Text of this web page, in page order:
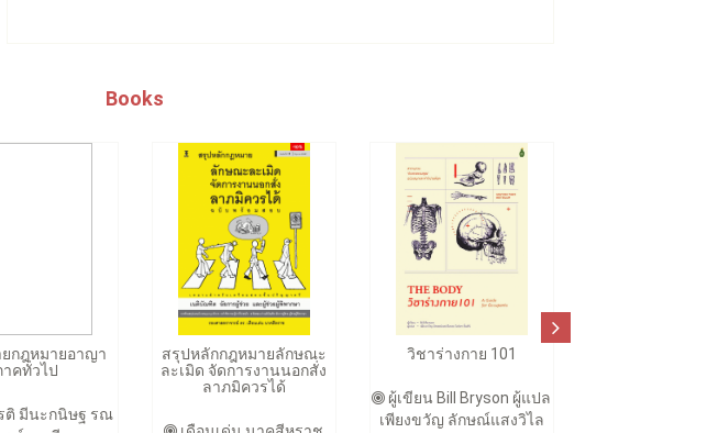
Books
กฎหมายอาญา
าคทั่วไป
ติ มีนะกนิษฐ รณ
สรุปหลักกฎหมายลักษณะ
ละเมิด จัดการงานนอกสั่ง
ลาภมิควรได้
วิชาร่างกาย 101
ผู้เขียน Bill Bryson ผู้แปล
เพียงขวัญ ลักษณ์แสงวิไล